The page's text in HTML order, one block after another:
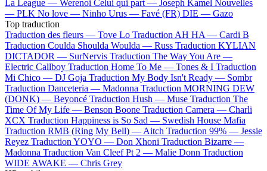
La League — Werenoi Celui qui part — Joseph Kamel Nouvelles
— PLK No love — Ninho Urus — Favé (FR) DIE — Gazo
Top traduction
Traduction des fleurs — Tove Lo Traduction AH HA — Cardi B
Traduction Coulda Shoulda Woulda — Russ Traduction KYLIAN
DICTADOR — SurNervis Traduction The Way You Are —
Electric Callboy Traduction Home To Me — Tones & I Traduction
Mi Chico — DJ Goja Traduction My Body Isn't Ready — Sombr
Traduction Danceteria — Madonna Traduction MORNING DEW
(DONK) — Beyoncé Traduction Hush — Muse Traduction The
Time Of My Life — Benson Boone Traduction Camera — Charli
XCX Traduction Happiness is So Sad — Swedish House Mafia
Traduction RMB (Ring My Bell) — Aitch Traduction 99% — Jessie
Reyez Traduction YOYO — Don Xhoni Traduction Bizarre —
Madonna Traduction Van Cleef Pt 2 — Malie Donn Traduction
WIDE AWAKE — Chris Grey